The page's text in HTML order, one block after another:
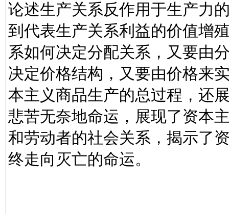
论述生产关系反作用于生产力
到代表生产关系利益的价值增
系如何决定分配关系，又要由
决定价格结构，又要由价格来
本主义商品生产的总过程，还
悲苦无奈地命运，展现了资本
和劳动者的社会关系，揭示了
终走向灭亡的命运。